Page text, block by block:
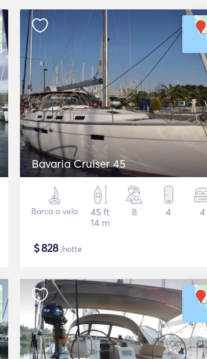
Bavaria Cruiser 45
Barca a vela
45 ft
14 m
8 4 4
$828/notte